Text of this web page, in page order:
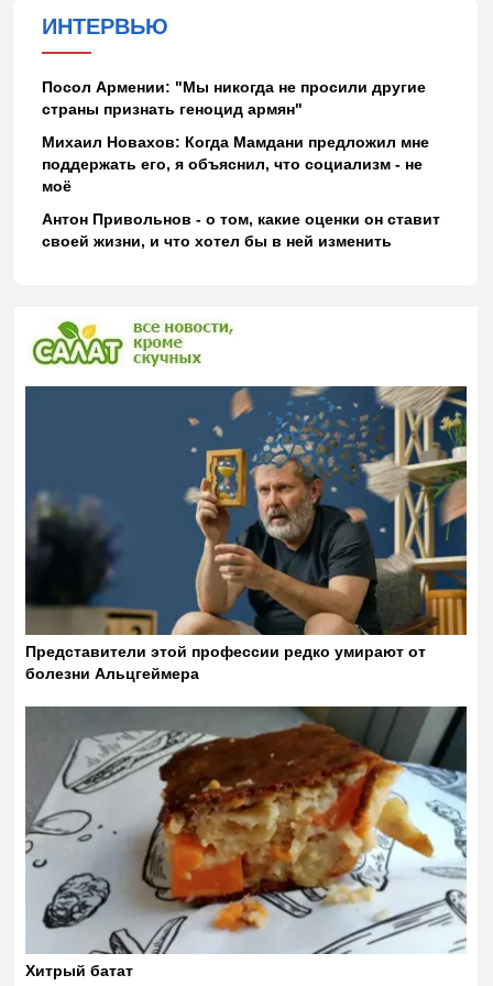
ИНТЕРВЬЮ
Посол Армении: "Мы никогда не просили другие
страны признать геноцид армян"
Михаил Новахов: Когда Мамдани предложил мне
поддержать его, я объяснил, что социализм - не
моё
Антон Привольнов - о том, какие оценки он ставит
своей жизни, и что хотел бы в ней изменить